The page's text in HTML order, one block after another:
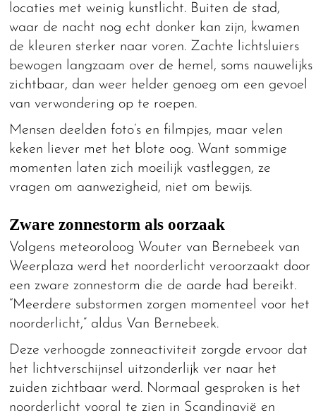
locaties met weinig kunstlicht. Buiten de stad,
waar de nacht nog echt donker kan zijn, kwamen
de kleuren sterker naar voren. Zachte lichtsluiers
bewogen langzaam over de hemel, soms nauwelijks
zichtbaar, dan weer helder genoeg om een gevoel
van verwondering op te roepen.
Mensen deelden foto’s en filmpjes, maar velen
keken liever met het blote oog. Want sommige
momenten laten zich moeilijk vastleggen, ze
vragen om aanwezigheid, niet om bewijs.
Zware zonnestorm als oorzaak
Volgens meteoroloog Wouter van Bernebeek van
Weerplaza werd het noorderlicht veroorzaakt door
een zware zonnestorm die de aarde had bereikt.
“Meerdere substormen zorgen momenteel voor het
noorderlicht,” aldus Van Bernebeek.
Deze verhoogde zonneactiviteit zorgde ervoor dat
het lichtverschijnsel uitzonderlijk ver naar het
zuiden zichtbaar werd. Normaal gesproken is het
noorderlicht vooral te zien in Scandinavië en